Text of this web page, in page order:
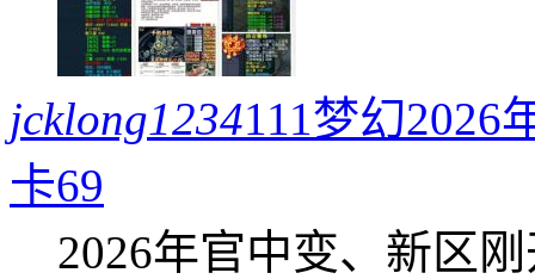
jcklong1234111梦幻2026
卡69
2026年官中变、新区